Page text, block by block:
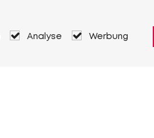
Analyse Werbung